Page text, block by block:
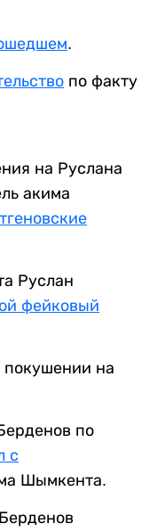
.
по факту
на Руслана
акима
Руслан
фейковый
покушении на
по
с
Шымкента.